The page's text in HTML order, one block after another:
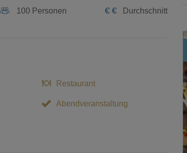
100 Personen € € Durchschnitt
Restaurant
Abendveranstaltung